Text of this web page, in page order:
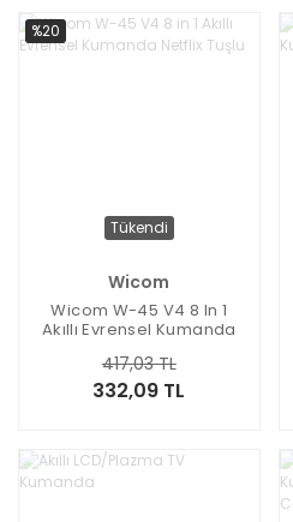
%20
Tükendi
Wicom
Wicom W-45 V4 8 In 1
Akıllı Evrensel Kumanda
332,09 TL
417,03 TL